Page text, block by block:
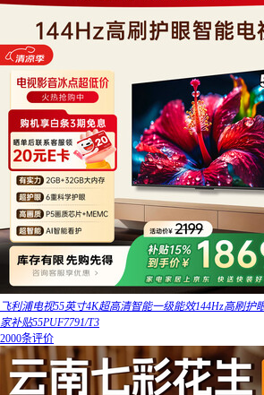
飞利浦电视55英寸4K超高清智能一级能效144Hz高刷护
家补贴55PUF7791/T3
2000条评价